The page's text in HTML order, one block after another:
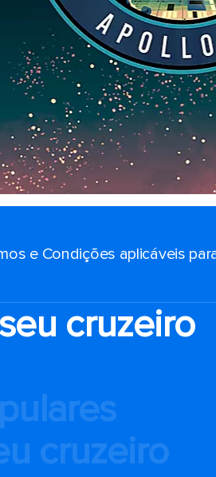
e Condições aplicáveis
cruzeiro
cruzeiro